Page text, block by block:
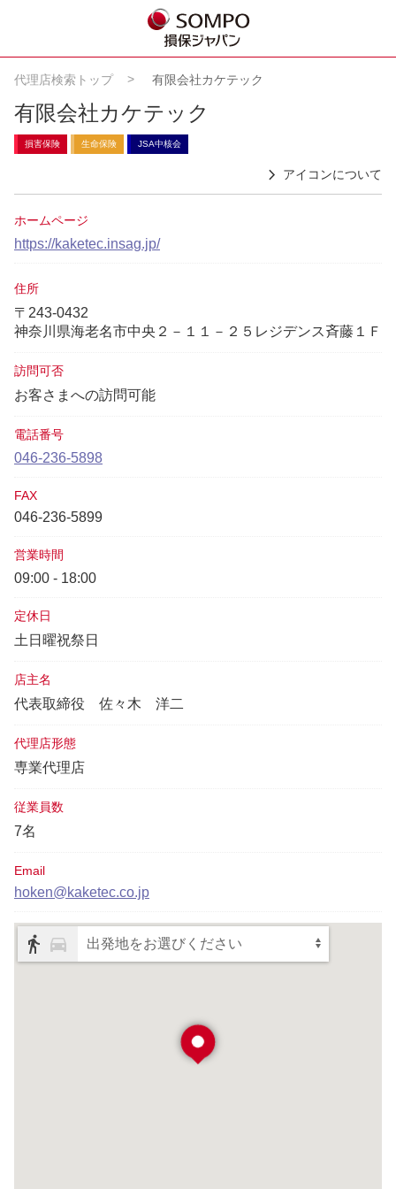
代理店検索トップ 有限会社カケテック
有限会社カケテック
損害保険 生命保険 JSA中核会
アイコンについて
ホームページ
https://kaketec.insag.jp/
住所
〒243-0432
神奈川県海老名市中央２－１１－２５レジデンス斉藤１Ｆ
訪問可否
お客さまへの訪問可能
電話番号
046-236-5898
FAX
046-236-5899
営業時間
09:00 - 18:00
定休日
土日曜祝祭日
店主名
代表取締役 佐々木 洋二
代理店形態
専業代理店
従業員数
7名
Email
hoken@kaketec.co.jp
出発地をお選びください